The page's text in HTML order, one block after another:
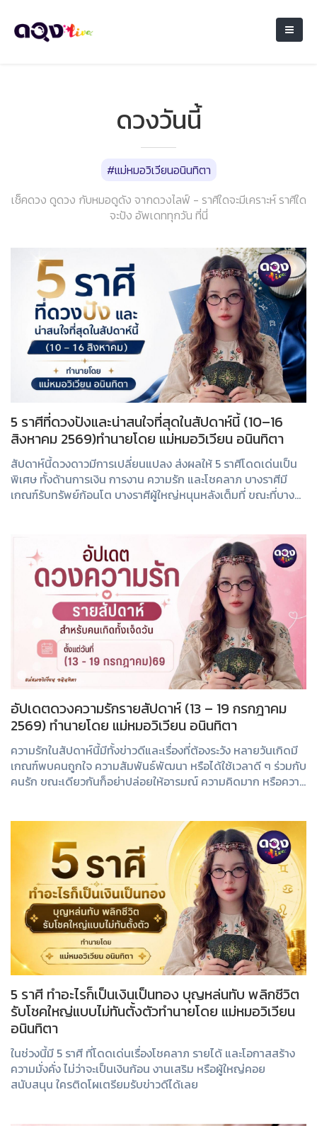
ดวงวันนี้
#แม่หมอวิเวียนอนินทิตา
เช็คดวง ดูดวง กับหมอดูดัง จากดวงไลฟ์ - ราศีใดจะมีเคราะห์ ราศีใด
จะปัง อัพเดททุกวัน ที่นี่
5 ราศีที่ดวงปังและน่าสนใจที่สุดในสัปดาห์นี้ (10–16
สิงหาคม 2569)ทำนายโดย แม่หมอวิเวียน อนินทิตา
สัปดาห์นี้ดวงดาวมีการเปลี่ยนแปลง ส่งผลให้ 5 ราศีโดดเด่นเป็น
พิเศษ ทั้งด้านการเงิน การงาน ความรัก และโชคลาภ บางราศีมี
เกณฑ์รับทรัพย์ก้อนโต บางราศีผู้ใหญ่หนุนหลังเต็มที่ ขณะที่บาง
อัปเดตดวงความรักรายสัปดาห์ (13 – 19 กรกฎาคม
2569) ทำนายโดย แม่หมอวิเวียน อนินทิตา
ความรักในสัปดาห์นี้มีทั้งข่าวดีและเรื่องที่ต้องระวัง หลายวันเกิดมี
เกณฑ์พบคนถูกใจ ความสัมพันธ์พัฒนา หรือได้ใช้เวลาดี ๆ ร่วมกับ
คนรัก ขณะเดียวกันก็อย่าปล่อยให้อารมณ์ ความคิดมาก หรือความ
5 ราศี ทำอะไรก็เป็นเงินเป็นทอง บุญหล่นทับ พลิกชีวิต
รับโชคใหญ่แบบไม่ทันตั้งตัวทำนายโดย แม่หมอวิเวียน
อนินทิตา
ในช่วงนี้มี 5 ราศี ที่โดดเด่นเรื่องโชคลาภ รายได้ และโอกาสสร้าง
ความมั่งคั่ง ไม่ว่าจะเป็นเงินก้อน งานเสริม หรือผู้ใหญ่คอย
สนับสนุน ใครติดโผเตรียมรับข่าวดีได้เลย